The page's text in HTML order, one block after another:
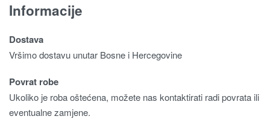
Informacije
Dostava
Vršimo dostavu unutar Bosne i Hercegovine
Povrat robe
Ukoliko je roba oštećena, možete nas kontaktirati radi povrata ili
eventualne zamjene.